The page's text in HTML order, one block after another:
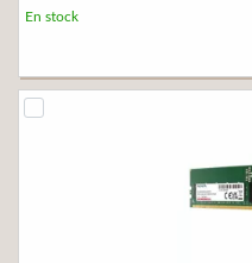
En stock